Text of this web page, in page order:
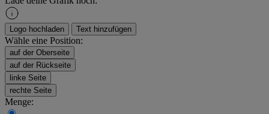
Logo hochladen Text hinzufügen
Wähle eine Position:
auf der Oberseite
auf der Rückseite
linke Seite
rechte Seite
Menge: